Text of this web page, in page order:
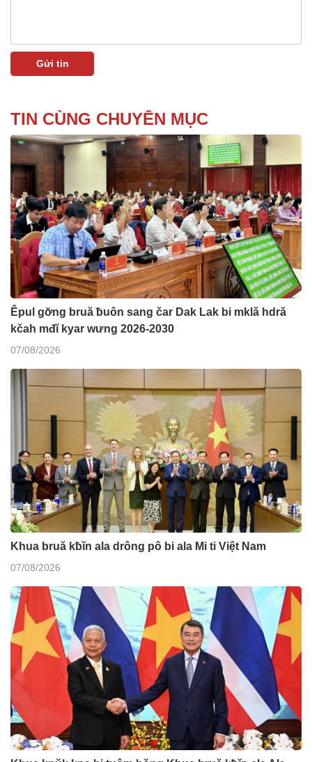
TIN CÙNG CHUYÊN MỤC
Êpul gơ̆ng bruă ƀuôn sang čar Dak Lak bi mklă hdră
kčah mđĭ kyar wưng 2026-2030
07/08/2026
Khua bruă kƀĭn ala drông pô bi ala Mi ti Việt Nam
07/08/2026